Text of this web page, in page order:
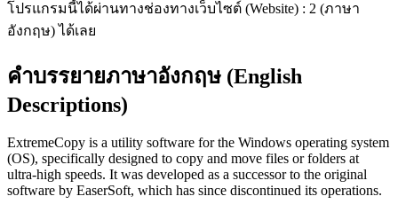
โปรแกรมนี้ได้ผ่านทางช่องทางเว็บไซต์ (Website) : 2 (ภาษา
อังกฤษ) ได้เลย
คำบรรยายภาษาอังกฤษ (English
Descriptions)
ExtremeCopy is a utility software for the Windows operating system
(OS), specifically designed to copy and move files or folders at
ultra-high speeds. It was developed as a successor to the original
software by EaserSoft, which has since discontinued its operations.